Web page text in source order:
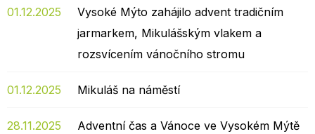
01.12.2025
Vysoké Mýto zahájilo advent tradičním
jarmarkem, Mikulášským vlakem a
rozsvícením vánočního stromu
01.12.2025 Mikuláš na náměstí
28.11.2025 Adventní čas a Vánoce ve Vysokém Mýtě